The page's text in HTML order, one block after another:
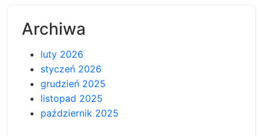
Archiwa
luty 2026
styczeń 2026
grudzień 2025
listopad 2025
październik 2025